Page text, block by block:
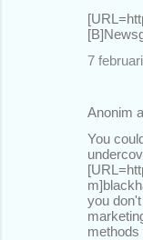
7
Anonim
You
you
methods